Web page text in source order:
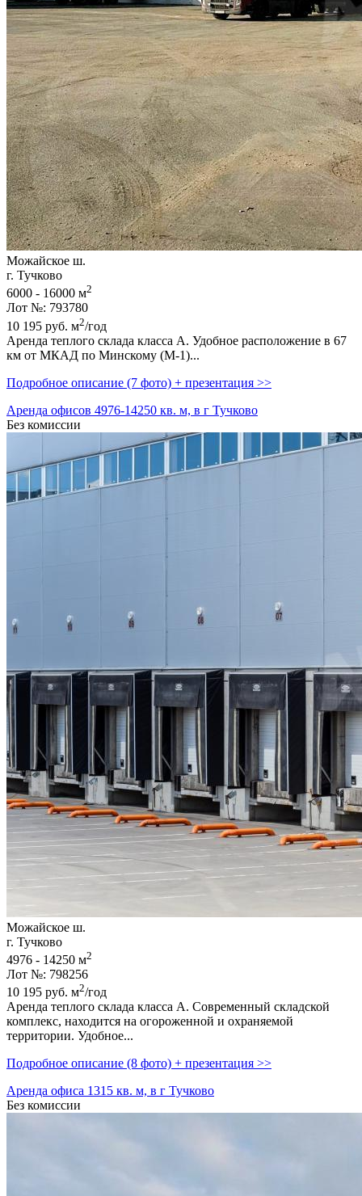
Можайское ш.
г. Тучково
6000 - 16000 м2
Лот №: 793780
10 195 руб. м2/год
Аренда теплого склада класса А. Удобное расположение в 67
км от МКАД по Минскому (М-1)...
Подробное описание (7 фото) + презентация >>
Аренда офисов 4976-14250 кв. м, в г Тучково
Без комиссии
Можайское ш.
г. Тучково
4976 - 14250 м2
Лот №: 798256
10 195 руб. м2/год
Аренда теплого склада класса А. Современный складской
комплекс,­ находится на огороженной и охраняемой
территории. Удобное...
Подробное описание (8 фото) + презентация >>
Аренда офиса 1315 кв. м, в г Тучково
Без комиссии